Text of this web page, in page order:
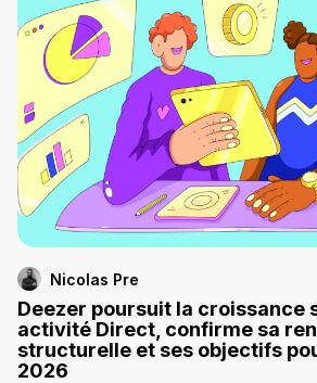
Nicolas Pre
Deezer poursuit la croissance
activité Direct, confirme sa
structurelle et ses objectifs
2026